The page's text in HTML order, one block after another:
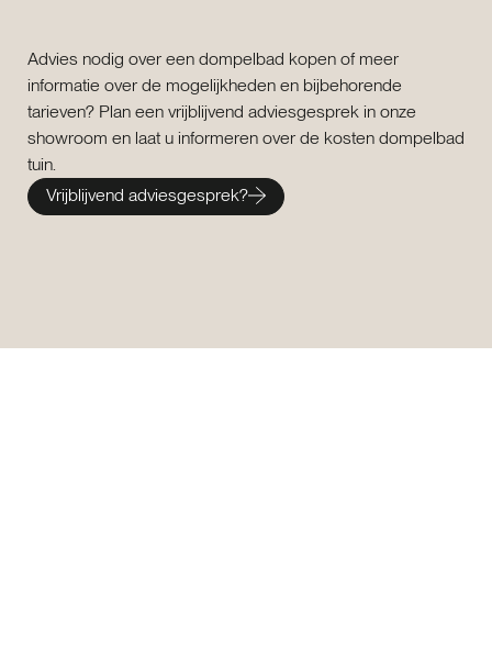
Advies nodig over een dompelbad kopen of meer
informatie over de mogelijkheden en bijbehorende
tarieven? Plan een vrijblijvend adviesgesprek in onze
showroom en laat u informeren over de kosten dompelbad
tuin.
Vrijblijvend adviesgesprek?